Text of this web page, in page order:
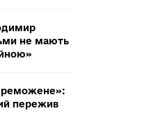
не мають
пережив